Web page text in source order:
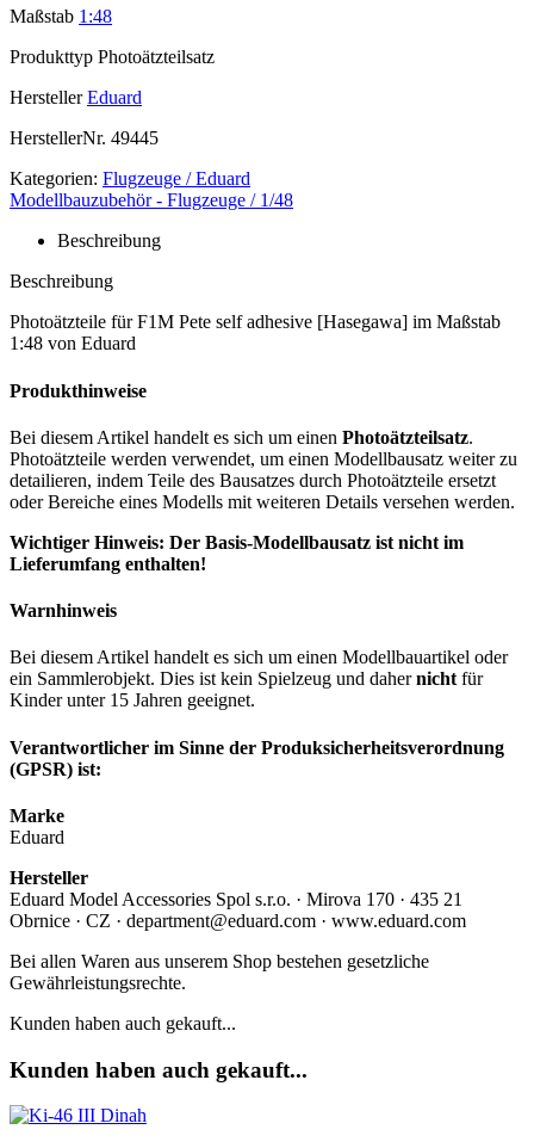
Maßstab 1:48
Produkttyp Photoätzteilsatz
Hersteller Eduard
HerstellerNr. 49445
Kategorien: Flugzeuge / Eduard
Modellbauzubehör - Flugzeuge / 1/48
Beschreibung
Beschreibung
Photoätzteile für F1M Pete self adhesive [Hasegawa] im Maßstab
1:48 von Eduard
Produkthinweise
Bei diesem Artikel handelt es sich um einen Photoätzteilsatz.
Photoätzteile werden verwendet, um einen Modellbausatz weiter zu
detailieren, indem Teile des Bausatzes durch Photoätzteile ersetzt
oder Bereiche eines Modells mit weiteren Details versehen werden.
Wichtiger Hinweis: Der Basis-Modellbausatz ist nicht im
Lieferumfang enthalten!
Warnhinweis
Bei diesem Artikel handelt es sich um einen Modellbauartikel oder
ein Sammlerobjekt. Dies ist kein Spielzeug und dahernicht für
Kinder unter 15 Jahren geeignet.
Verantwortlicher im Sinne der Produksicherheitsverordnung
(GPSR) ist:
Marke
Eduard
Hersteller
Eduard Model Accessories Spol s.r.o. · Mirova 170 · 435 21
Obrnice · CZ · department@eduard.com · www.eduard.com
Bei allen Waren aus unserem Shop bestehen gesetzliche
Gewährleistungsrechte.
Kunden haben auch gekauft...
Kunden haben auch gekauft...